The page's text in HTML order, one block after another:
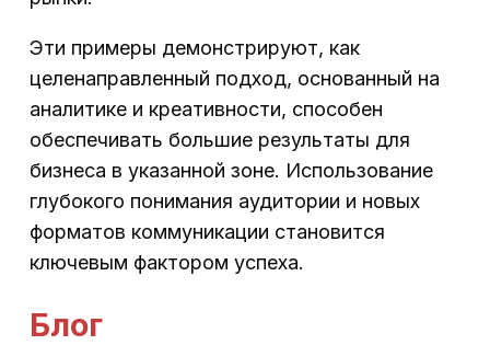
Эти примеры демонстрируют, как
целенаправленный подход, основанный на
аналитике и креативности, способен
обеспечивать большие результаты для
бизнеса в указанной зоне. Использование
глубокого понимания аудитории и новых
форматов коммуникации становится
ключевым фактором успеха.
Блог